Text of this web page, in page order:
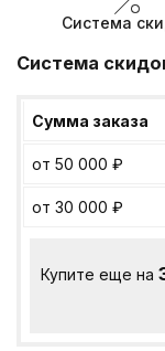
Система
Система
Сумма заказа
от 50 000 ₽
от 30 000 ₽
Купите еще на